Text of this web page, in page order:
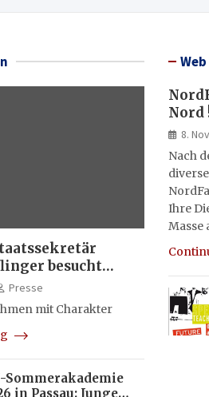
besucht
im
Freiburg
Presse
mit Charakter
Sommerakademie
in Passau: Junge
Nord
8.
Nach
Ihre
Masse